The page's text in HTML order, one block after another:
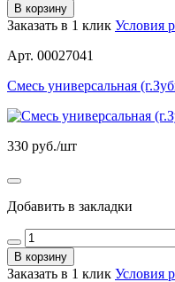
В корзину
Заказать в 1 клик Условия
Арт. 00027041
Смесь универсальная
330 руб./шт
Добавить в закладки
В корзину
Заказать в 1 клик Условия